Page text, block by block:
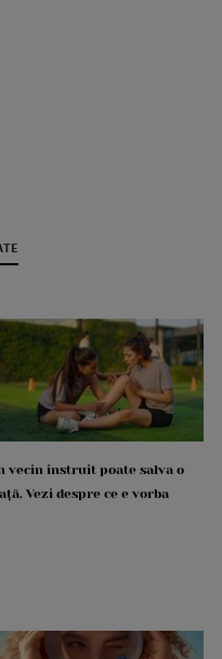
vecin instruit poate salva o
Vezi despre ce e vorba